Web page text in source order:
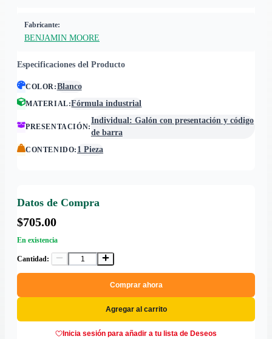
Fabricante:
BENJAMIN MOORE
Especificaciones del Producto
COLOR:Blanco
MATERIAL:Fórmula industrial
PRESENTACIÓN:
Individual: Galón con presentación y código
de barra
CONTENIDO: 1 Pieza
Datos de Compra
$705.00
En existencia
Cantidad:
Comprar ahora
Agregar al carrito
Inicia sesión para añadir a tu lista de Deseos